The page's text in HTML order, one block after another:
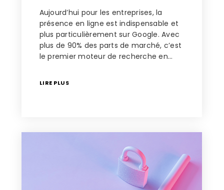
Aujourd’hui pour les entreprises, la
présence en ligne est indispensable et
plus particulièrement sur Google. Avec
plus de 90% des parts de marché, c’est
le premier moteur de recherche en…
LIRE PLUS